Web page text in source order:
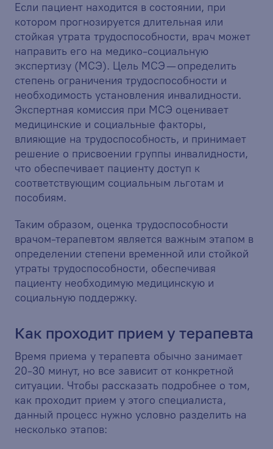
Если пациент находится в состоянии, при
котором прогнозируется длительная или
стойкая утрата трудоспособности, врач может
направить его на медико-социальную
экспертизу (МСЭ). Цель МСЭ — определить
степень ограничения трудоспособности и
необходимость установления инвалидности.
Экспертная комиссия при МСЭ оценивает
медицинские и социальные факторы,
влияющие на трудоспособность, и принимает
решение о присвоении группы инвалидности,
что обеспечивает пациенту доступ к
соответствующим социальным льготам и
пособиям.
Таким образом, оценка трудоспособности
врачом-терапевтом является важным этапом в
определении степени временной или стойкой
утраты трудоспособности, обеспечивая
пациенту необходимую медицинскую и
социальную поддержку.
Как проходит прием у терапевта
Время приема у терапевта обычно занимает
20-30 минут, но все зависит от конкретной
ситуации. Чтобы рассказать подробнее о том,
как проходит прием у этого специалиста,
данный процесс нужно условно разделить на
несколько этапов: